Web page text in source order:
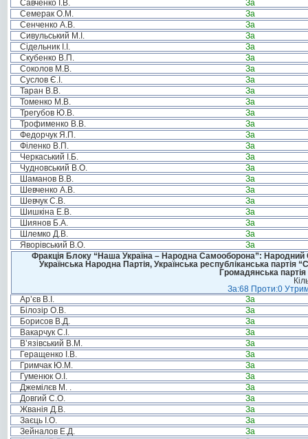
Савченко І.В.
За
Семерак О.М.
За
Сенченко А.В.
За
Сивульський М.І.
За
Сідельник І.І.
За
Скубенко В.П.
За
Соколов М.В.
За
Суслов Є.І.
За
Таран В.В.
За
Томенко М.В.
За
Трегубов Ю.В.
За
Трофименко В.В.
За
Федорчук Я.П.
За
Філенко В.П.
За
Черкаський І.Б.
За
Чудновський В.О.
За
Шаманов В.В.
За
Шевченко А.В.
За
Шевчук С.В.
За
Шишкіна Е.В.
За
Шиянов Б.А.
За
Шлемко Д.В.
За
Яворівський В.О.
За
Фракція Блоку “Наша Україна – Народна Самооборона”: Народний
Українська Народна Партія, Українська республіканська
Громадянська
За:68 Проти:0
Ар’єв В.І.
За
Білозір О.В.
За
Борисов В.Д.
За
Вакарчук С.І.
За
В’язівський В.М.
За
Геращенко І.В.
За
Гримчак Ю.М.
За
Гуменюк О.І.
За
Джемілєв М. .
За
Довгий С.О.
За
Жванія Д.В.
За
Заєць І.О.
За
Зейналов Е.Д.
За